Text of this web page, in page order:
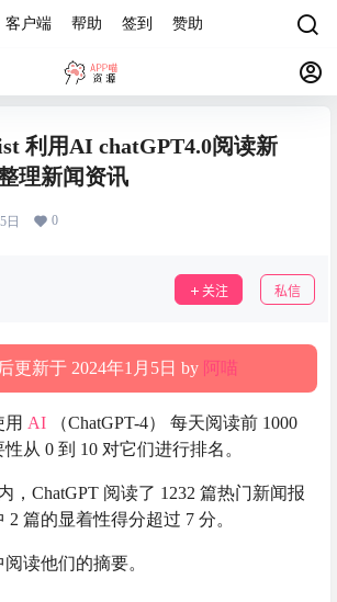
客户端 帮助 签到 赞助
利用AI chatGPT4.0阅读新
理新闻资讯
日 0
关注 私信
更新于 2024年1月5日 by 阿喵
用 AI （ChatGPT-4） 每天阅读前 1000
从 0 到 10 对它们进行排名。
，ChatGPT 阅读了 1232 篇热门新闻报
篇的显着性得分超过 7 分。
读他们的摘要。